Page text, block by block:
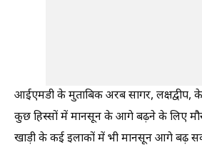
आईएमडी के मुताबिक अरब सागर,
कुछ हिस्सों में मानसून के आगे बढ़ने के लिए
खाड़ी के कई इलाकों में भी मानसून आगे बढ़